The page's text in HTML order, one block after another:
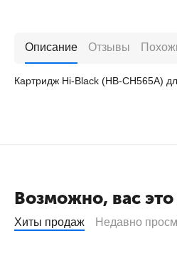
Описание Отзывы
Картридж Hi-Black (HB-CH565A)
Возможно, вас это
Хиты продаж Недавно